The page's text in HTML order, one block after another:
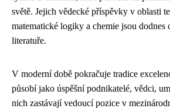
světě. Jejich vědecké příspěvky v oblasti
matematické logiky a chemie jsou dodnes
literatuře.
V moderní době pokračuje tradice
působí jako úspěšní podnikatelé, vědci,
nich zastávají vedoucí pozice v